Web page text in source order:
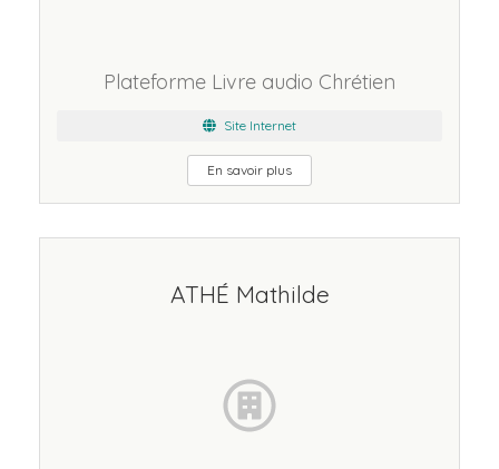
Plateforme Livre audio Chrétien
Site Internet
En savoir plus
ATHÉ Mathilde